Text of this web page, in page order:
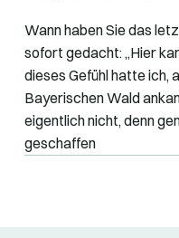
‍Wann haben Sie das
sofort gedacht: „Hier
dieses Gefühl hatte ich,
Bayerischen Wald
eigentlich nicht, denn
geschaffen